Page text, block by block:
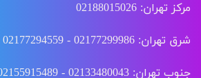
مرکز تهران: 02188015026
شرق تهران: 02177299986 - 02177294559
جنوب تهران: 02133480043 - 02155915489 - 02166350516